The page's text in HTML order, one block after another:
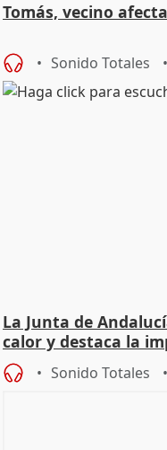
Tomás, vecino
Sonido Totales
La Junta de
calor y destaca la
Sonido Totales